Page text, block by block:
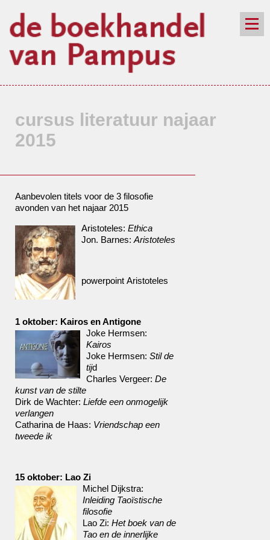
nieuwsbrief
cursus literatuur najaar
2015
Aanbevolen titels voor de 3 filosofie
avonden van het najaar 2015
Aristoteles: Ethica
Jon. Barnes: Aristoteles
powerpoint Aristoteles
1 oktober: Kairos en Antigone
Joke Hermsen:
Kairos
Joke Hermsen: Stil de
tijd
Charles Vergeer: De
kunst van de stilte
Dirk de Wachter: Liefde een onmogelijk
verlangen
Catharina de Haas: Vriendschap een
tweede ik
15 oktober: Lao Zi
Michel Dijkstra:
Inleiding Taoïstische
filosofie
Lao Zi: Het boek van de
Tao en de innerlijke